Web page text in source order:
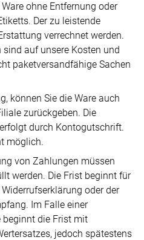
ohne Entfernung oder
Der zu leistende
verrechnet werden.
auf unsere Kosten und
paketversandfähige Sachen
können Sie die Ware auch
zurückgeben. Die
durch Kontogutschrift.
möglich.
von Zahlungen müssen
werden. Die Frist beginnt für
oder der
Im Falle einer
beginnt die Frist mit
jedoch spätestens